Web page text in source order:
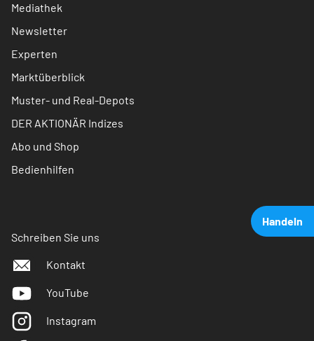
Handeln
Mediathek
Newsletter
Experten
Marktüberblick
Muster- und Real-Depots
DER AKTIONÄR Indizes
Abo und Shop
Bedienhilfen
Schreiben Sie uns
Kontakt
YouTube
Instagram